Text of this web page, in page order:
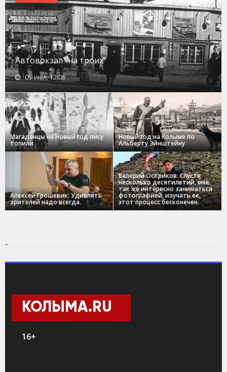
Автовокзал "на троих"
05-июл, 12:08
Магаданцы на Новый год лису
топили
Новый год на Колыме по
Альберту Эйнштейну
Алексей Грошевик: Удивлять
зрителей надо всегда.
Валерий Остриков: Спустя
несколько десятилетий, мне
так же интересно заниматься
фотографией, изучать ее,
этот процесс бесконечен.
КОЛЫМА.RU
16+